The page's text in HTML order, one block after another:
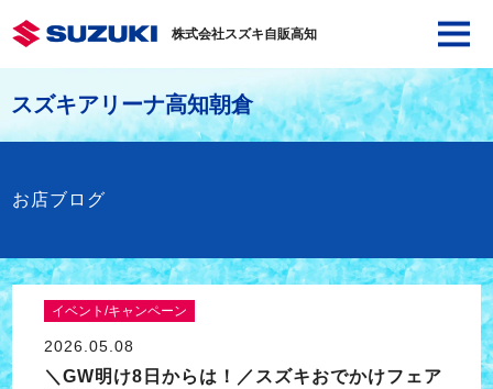
株式会社スズキ自販高知
スズキアリーナ高知朝倉
お店ブログ
イベント/キャンペーン
2026.05.08
＼GW明け8日からは！／スズキおでかけフェア